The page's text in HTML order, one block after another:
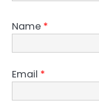
Name *
Email *